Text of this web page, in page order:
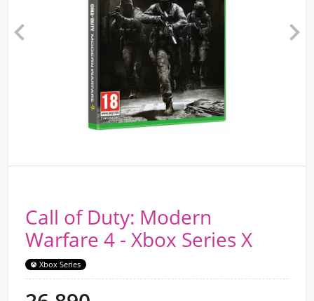
 
Call of Duty: Modern
Warfare 4 - Xbox Series X
Xbox Series